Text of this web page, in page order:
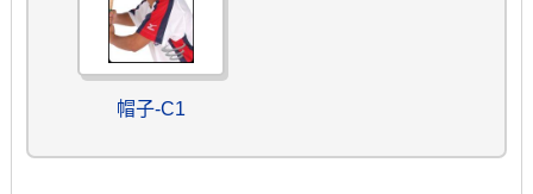
帽子-C1